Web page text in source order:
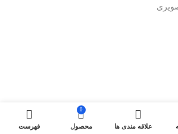
علاقه مندی ها
0
محصول فهرست